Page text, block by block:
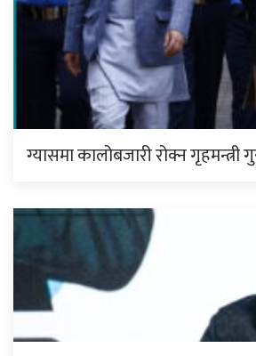
ग्यासमा कालोबजारी रोक्न